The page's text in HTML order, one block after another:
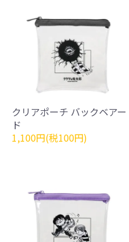
クリアポーチ バックベアー
ド
1,100円(税100円)